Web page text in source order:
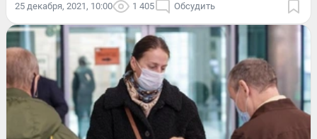
25 декабря, 2021, 10:00 1 405 Обсудить